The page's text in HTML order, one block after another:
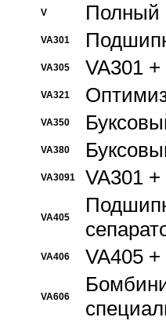
V Полный
VA301
VA305 VA301
VA321
VA350
VA380
VA3091 VA301
VA405
VA406 VA405
VA606